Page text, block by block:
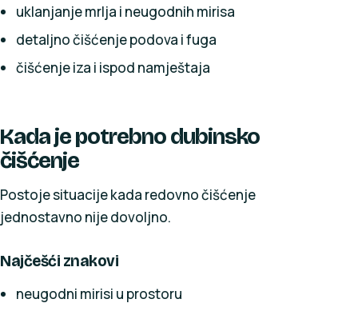
uklanjanje mrlja i neugodnih mirisa
detaljno čišćenje podova i fuga
čišćenje iza i ispod namještaja
Kada je potrebno dubinsko
čišćenje
Postoje situacije kada redovno čišćenje
jednostavno nije dovoljno.
Najčešći znakovi
neugodni mirisi u prostoru